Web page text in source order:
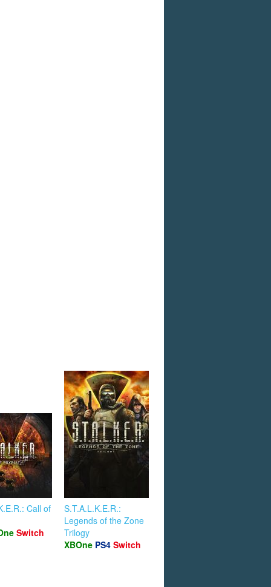
Call of
Switch
S.T.A.L.K.E.R.:
Legends of the Zone
Trilogy
XBOne PS4 Switch